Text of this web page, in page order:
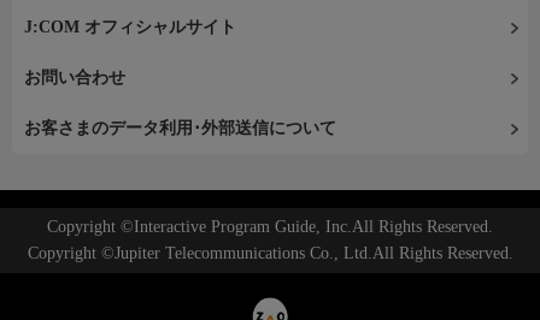
J:COM オフィシャルサイト
お問い合わせ
お客さまのデータ利用･外部送信について
Copyright ©Interactive Program Guide, Inc.All Rights Reserved.
Copyright ©Jupiter Telecommunications Co., Ltd.All Rights Reserved.